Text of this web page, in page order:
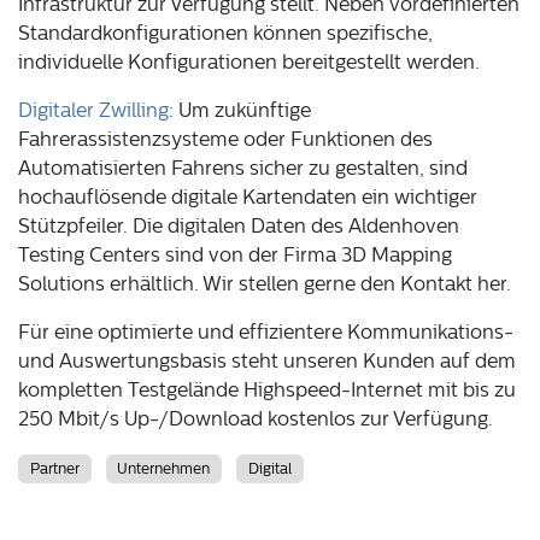
Standardkonfigurationen können spezifische,
individuelle Konfigurationen bereitgestellt werden.
Digitaler Zwilling: Um zukünftige
Fahrerassistenzsysteme oder Funktionen des
Automatisierten Fahrens sicher zu gestalten, sind
hochauflösende digitale Kartendaten ein wichtiger
Stützpfeiler. Die digitalen Daten des Aldenhoven
Testing Centers sind von der Firma 3D Mapping
Solutions erhältlich. Wir stellen gerne den Kontakt her.
Für eine optimierte und effizientere Kommunikations-
und Auswertungsbasis steht unseren Kunden auf dem
kompletten Testgelände Highspeed-Internet mit bis zu
250 Mbit/s Up-/Download kostenlos zur Verfügung.
Partner Unternehmen Digital